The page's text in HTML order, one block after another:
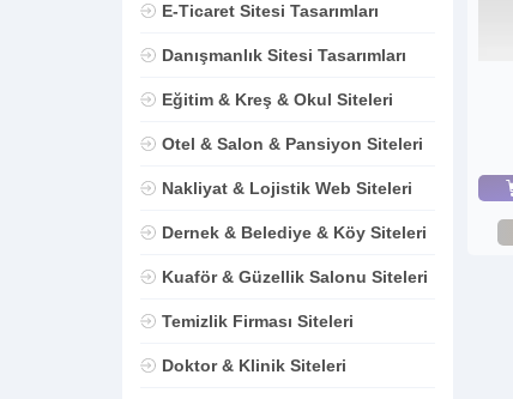
E-Ticaret Sitesi Tasarımları
Danışmanlık Sitesi Tasarımları
Eğitim & Kreş & Okul Siteleri
Otel & Salon & Pansiyon Siteleri
Nakliyat & Lojistik Web Siteleri
Dernek & Belediye & Köy Siteleri
Kuaför & Güzellik Salonu Siteleri
Temizlik Firması Siteleri
Doktor & Klinik Siteleri